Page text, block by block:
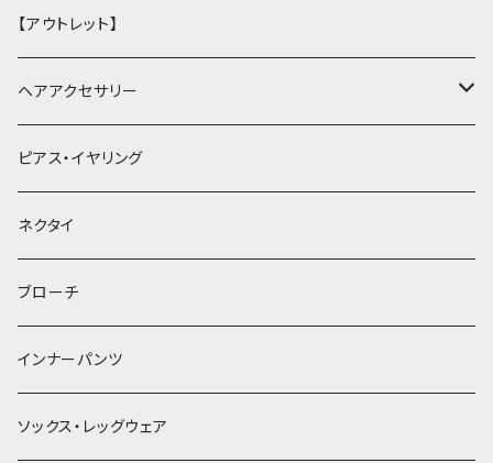
【アウトレット】
ヘアアクセサリー
ヘアクリップ
ヘッドドレス・カチューシャ
ヘアゴム
簪
ピアス・イヤリング
ネクタイ
ブローチ
インナーパンツ
ソックス・レッグウェア